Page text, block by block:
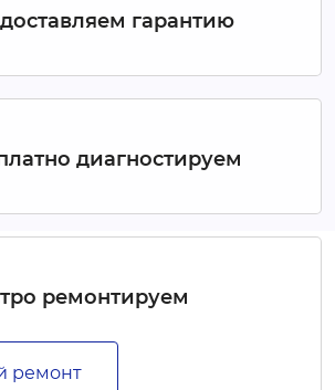
гарантию
диагностируем
ремонтируем
ремонт